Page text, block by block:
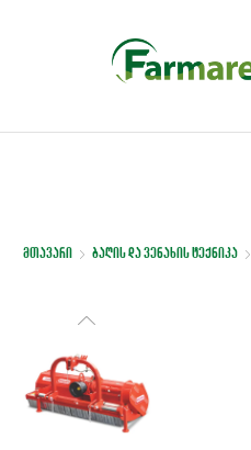
მთავარი ბაღის და ვენახის ტექნიკა